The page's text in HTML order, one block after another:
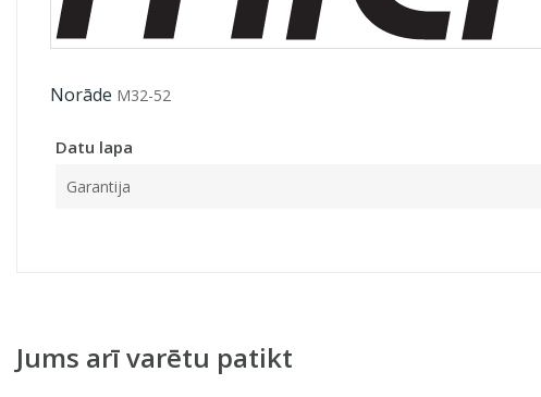
Norāde M32-52
Datu lapa
Garantija
Jums arī varētu patikt